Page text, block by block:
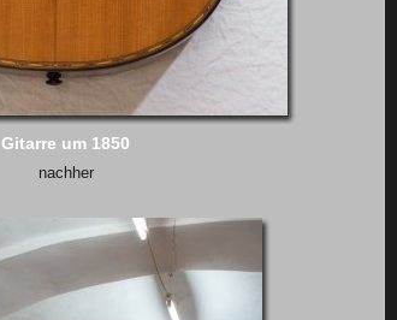
Gitarre um 1850
nachher